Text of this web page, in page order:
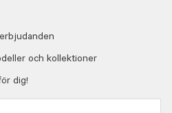
och kollektioner
dig!